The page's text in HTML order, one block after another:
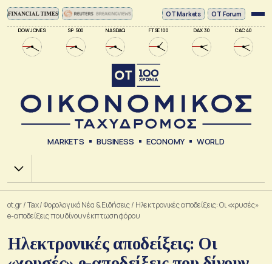
DOW JONES SP 500 NASDAQ FTSE 100 DAX 30 CAC 40
ΟΤ Markets OT Forum
MARKETS BUSINESS ECONOMY WORLD
Χ.Α.
ot.gr/Tax/Φορολογικά Νέα & Eιδήσεις/ Ηλεκτρονικές αποδείξεις: Οι «χρυσές»
e-αποδείξεις που δίνουν έκπτωση φόρου
Ηλεκτρονικές αποδείξεις: Οι